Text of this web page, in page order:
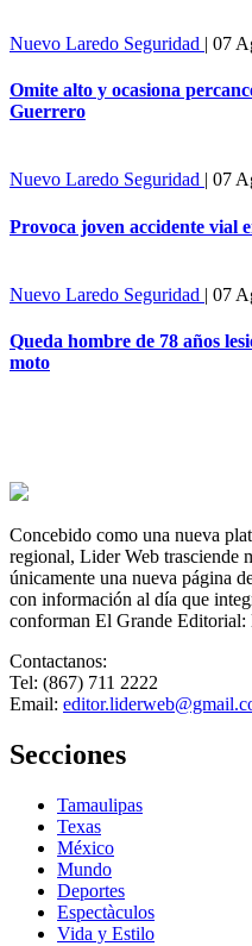
Nuevo Laredo Seguridad | 07
Omite alto y ocasiona
Guerrero
Nuevo Laredo Seguridad | 07
Provoca joven accidente vial
Nuevo Laredo Seguridad | 07
Queda hombre de 78 años
moto
Concebido como una nueva
regional, Lider Web trasciende
únicamente una nueva página
con información al día que
conforman El Grande
Contactanos:
Tel: (867) 711 2222
Email:
Secciones
Tamaulipas
Texas
México
Mundo
Deportes
Espectàculos
Vida y Estilo